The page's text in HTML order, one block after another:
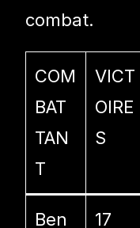
combat.
COM
BAT
TAN
T
VICT
OIRE
S
Ben 17